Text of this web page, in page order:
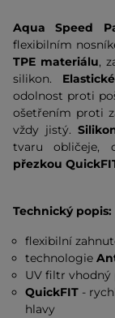
Aqua Speed
flexibilním
TPE materiálu,
silikon.
odolnost proti
ošetřením proti
vždy jistý.
tvaru obličeje,
přezkou
Technický popis:
flexibilní
technologie
UV filtr
QuickFIT -
hlavy